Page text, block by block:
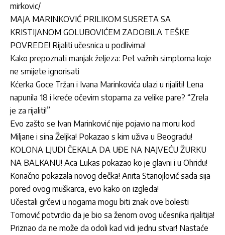
mirkovic/
MAJA MARINKOVIĆ PRILIKOM SUSRETA SA
KRISTIJANOM GOLUBOVIĆEM ZADOBILA TEŠKE
POVREDE! Rijaliti učesnica u podlivima!
Kako prepoznati manjak željeza: Pet važnih simptoma koje
ne smijete ignorisati
Kćerka Goce Tržan i Ivana Marinkovića ulazi u rijaliti! Lena
napunila 18 i kreće očevim stopama za velike pare? “Zrela
je za rijaliti!”
Evo zašto se Ivan Marinković nije pojavio na moru kod
Miljane i sina Željka! Pokazao s kim uživa u Beogradu!
KOLONA LJUDI ČEKALA DA UĐE NA NAJVEĆU ŽURKU
NA BALKANU! Aca Lukas pokazao ko je glavni i u Ohridu!
Konačno pokazala novog dečka! Anita Stanojlović sada sija
pored ovog muškarca, evo kako on izgleda!
Učestali grčevi u nogama mogu biti znak ove bolesti
Tomović potvrdio da je bio sa ženom ovog učesnika rijalitija!
Priznao da ne može da odoli kad vidi jednu stvar! Nastaće